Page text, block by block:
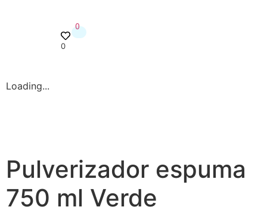
0
0
Loading...
Pulverizador espuma
750 ml Verde